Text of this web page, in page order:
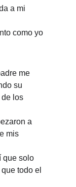
a mi
como yo
me
su
de los
a
mis
que solo
todo el